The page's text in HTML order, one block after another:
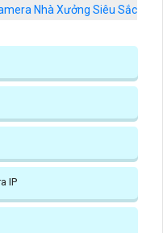
Nhà Xưởng Siêu Sắc
IP